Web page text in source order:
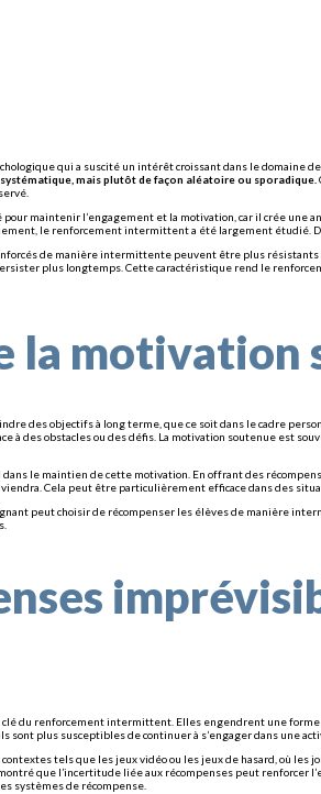
qui a suscité un intérêt croissant dans le domaine
mais plutôt de façon aléatoire ou sporadique.
maintenir l’engagement et la motivation, car il crée une
le renforcement intermittent a été largement étudié.
de manière intermittente peuvent être plus résistants
plus longtemps. Cette caractéristique rend le
la motivation
des objectifs à long terme, que ce soit dans le cadre
à des obstacles ou des défis. La motivation soutenue est
le maintien de cette motivation. En offrant des
Cela peut être particulièrement efficace dans des
peut choisir de récompenser les élèves de manière
du renforcement intermittent. Elles engendrent une
sont plus susceptibles de continuer à s’engager dans une
tels que les jeux vidéo ou les jeux de hasard, où
que l’incertitude liée aux récompenses peut renforcer
systèmes de récompense.